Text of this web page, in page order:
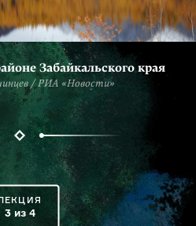
Забайкальского края
/ РИА «Новости»
3 из 4